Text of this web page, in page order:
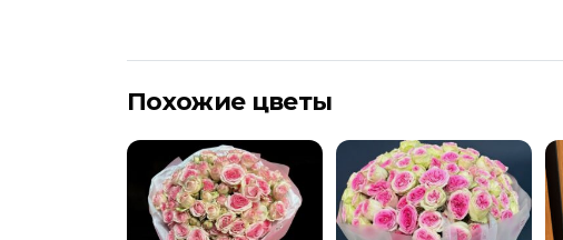
Похожие цветы